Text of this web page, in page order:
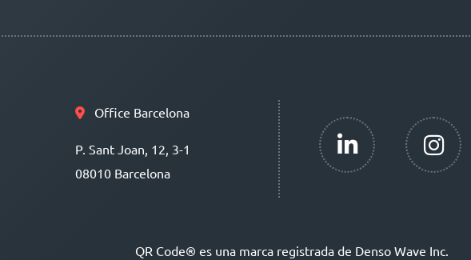
Office Barcelona
P. Sant Joan, 12, 3-1
08010 Barcelona
QR Code® es una marca registrada de Denso Wave Inc.